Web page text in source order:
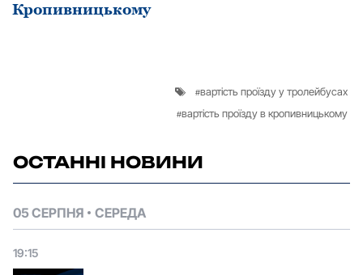
Кропивницькому
вартість проїзду у тролейбусах
вартість проїзду в кропивницькому
ОСТАННІ НОВИНИ
05 СЕРПНЯ СЕРЕДА
19:15